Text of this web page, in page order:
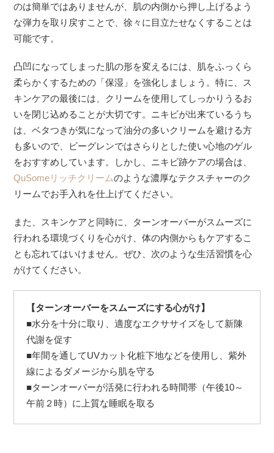
のは簡単ではありませんが、肌の内側から押し上げるよう
な弾力を取り戻すことで、徐々に目立たせなくすることは
可能です。
凸凹になってしまった肌の形を変えるには、肌をふっくら
柔らかくするための「保湿」を強化しましょう。特に、ス
キンケアの最後には、クリームを使用してしっかりうるお
いを閉じ込めることが大切です。ニキビが出来ているうち
は、ベタつきが気になって油分の多いクリームを避ける方
も多いので、ビーグレンではさらりとした使い心地のゲル
をおすすめしています。しかし、ニキビ跡ケアの場合は、
QuSomeリッチクリームのような濃厚なテクスチャーのク
リームでお手入れを仕上げてください。
また、スキンケアと同時に、ターンオーバーがスムーズに
行われる環境づくりを心がけ、体の内側からもケアするこ
とも忘れてはいけません。ぜひ、次のような生活習慣を心
がけてください。
【ターンオーバーをスムーズにする心がけ】
■水分を十分に取り、適度なエクササイズをして新陳
代謝を促す
■年間を通してUVカット化粧下地などを使用し、紫外
線によるダメージから肌を守る
■ターンオーバーが活発に行われる時間帯（午後10～
午前２時）に上質な睡眠を取る